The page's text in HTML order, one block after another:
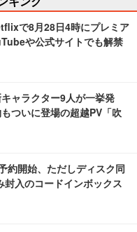
で8月28日4時にプレミア
や公式サイトでも解禁
キャラクター9人が一挙発
ついに登場の超越PV「吹
約開始、ただしディスク同
入のコードインボックス